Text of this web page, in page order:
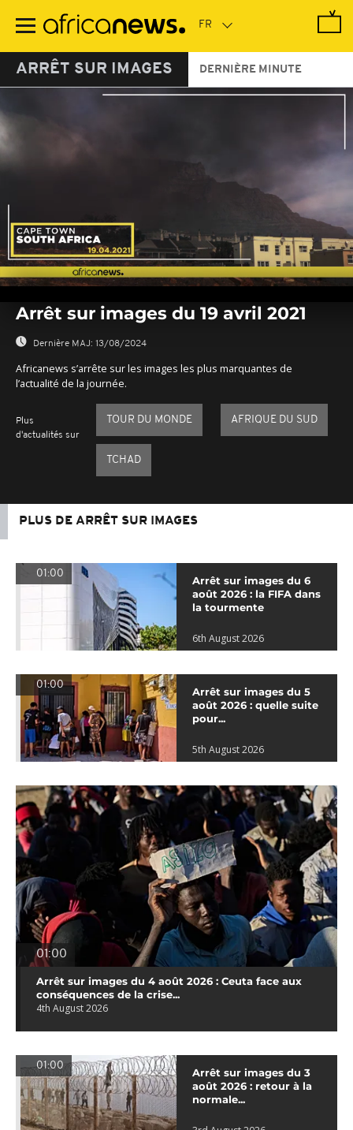
contenu
ARRÊT SUR IMAGES DERNIÈRE MINUTE
seconds
seconds
Arrêt sur images du 19 avril 2021
Dernière MAJ: 13/08/2024
Africanews s’arrête sur les images les plus marquantes de
l’actualité de la journée.
Plus
d'actualités sur
TOUR DU MONDE AFRIQUE DU SUD
TCHAD
PLUS DE ARRÊT SUR IMAGES
01:00
Arrêt sur images du 6
août 2026 : la FIFA dans
la tourmente
6th August 2026
01:00
Arrêt sur images du 5
août 2026 : quelle suite
pour...
5th August 2026
01:00
Arrêt sur images du 4 août 2026 : Ceuta face aux
conséquences de la crise...
4th August 2026
01:00
Arrêt sur images du 3
août 2026 : retour à la
normale...